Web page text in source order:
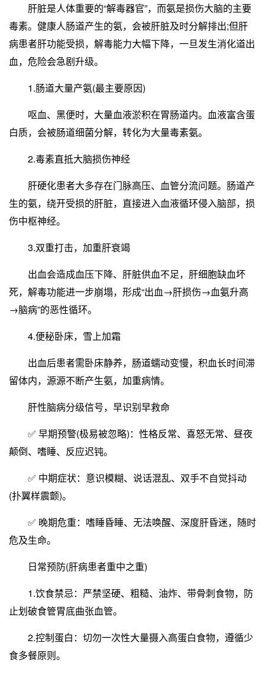
肝脏是人体重要的“解毒器官”，而氨是损伤大脑的主要
毒素。健康人肠道产生的氨，会被肝脏及时分解排出;但肝
病患者肝功能受损，解毒能力大幅下降，一旦发生消化道出
血，危险会急剧升级。
1.肠道大量产氨(最主要原因)
呕血、黑便时，大量血液淤积在胃肠道内。血液富含蛋
白质，会被肠道细菌分解，转化为大量毒素氨。
2.毒素直抵大脑损伤神经
肝硬化患者大多存在门脉高压、血管分流问题。肠道产
生的氨，绕开受损的肝脏，直接进入血液循环侵入脑部，损
伤中枢神经。
3.双重打击，加重肝衰竭
出血会造成血压下降、肝脏供血不足，肝细胞缺血坏
死，解毒功能进一步崩塌，形成“出血→肝损伤→血氨升高
→脑病”的恶性循环。
4.便秘卧床，雪上加霜
出血后患者需卧床静养，肠道蠕动变慢，积血长时间滞
留体内，源源不断产生氨，加重病情。
肝性脑病分级信号，早识别早救命
✅ 早期预警(极易被忽略)：性格反常、喜怒无常、昼夜
颠倒、嗜睡、反应迟钝。
✅ 中期症状：意识模糊、说话混乱、双手不自觉抖动
(扑翼样震颤)。
✅ 晚期危重：嗜睡昏睡、无法唤醒、深度肝昏迷，随时
危及生命。
日常预防(肝病患者重中之重)
1.饮食禁忌：严禁坚硬、粗糙、油炸、带骨刺食物，防
止划破食管胃底曲张血管。
2.控制蛋白：切勿一次性大量摄入高蛋白食物，遵循少
食多餐原则。